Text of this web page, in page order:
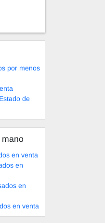
por menos
de
en venta
en
en
en venta